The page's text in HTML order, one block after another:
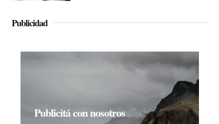
Publicidad
Publicitá con nosotros